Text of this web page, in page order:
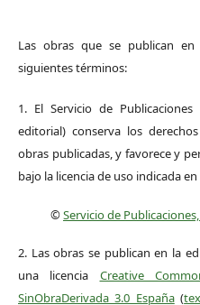
Las obras que se publican
siguientes términos:
1. El Servicio de
editorial) conserva los
obras publicadas, y favorece y
bajo la licencia de uso indicada
©Servicio de
2. Las obras se publican en la
una licencia Creative
SinObraDerivada 3.0 España(